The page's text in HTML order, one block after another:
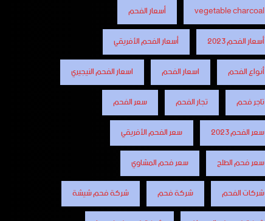
vegetable charcoal
أسعار الفحم
أسعار الفحم 2023
أسعار الفحم الأفريقي
أنواع الفحم
اسعار الفحم
اسعار الفحم النيجيري
تاجر فحم
تجار الفحم
سعر الفحم
سعر الفحم 2023
سعر الفحم الأفريقي
سعر فحم الطلح
سعر فحم المشاوي
شركات الفحم
شركة فحم
شركة فحم شيشة